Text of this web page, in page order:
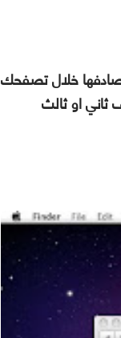
خلال تصفحك
ثاني او ثالث